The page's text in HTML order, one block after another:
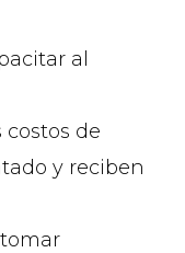
al
costos de
y reciben